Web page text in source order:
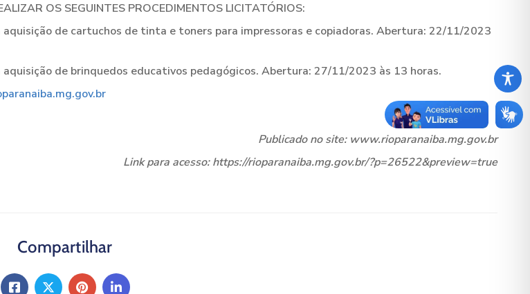
OS SEGUINTES PROCEDIMENTOS LICITATÓRIOS:
aquisição de cartuchos de tinta e toners para impressoras e copiadoras. Abertura: 22/11/2023
aquisição de brinquedos educativos pedagógicos. Abertura: 27/11/2023 às 13 horas.
Publicado no site: www.rioparanaiba.mg.gov.br
Link para acesso: https://rioparanaiba.mg.gov.br/?p=26522&preview=true
Compartilhar